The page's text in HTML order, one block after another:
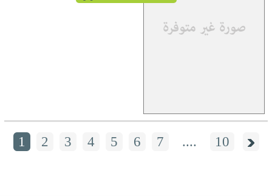
1 2 3 4 5 6 7 .... 10